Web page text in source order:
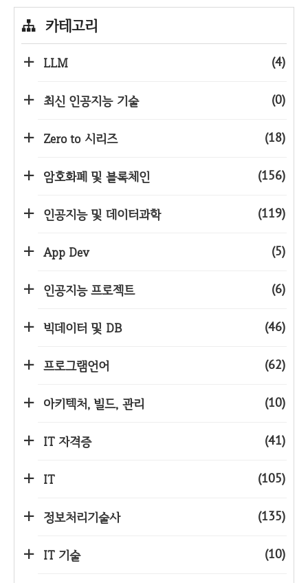
카테고리
LLM (4)
최신 인공지능 기술 (0)
Zero to 시리즈 (18)
암호화폐 및 블록체인 (156)
인공지능 및 데이터과학 (119)
App Dev (5)
인공지능 프로젝트 (6)
빅데이터 및 DB (46)
프로그램언어 (62)
아키텍처, 빌드, 관리 (10)
IT 자격증 (41)
IT (105)
정보처리기술사 (135)
IT 기술 (10)